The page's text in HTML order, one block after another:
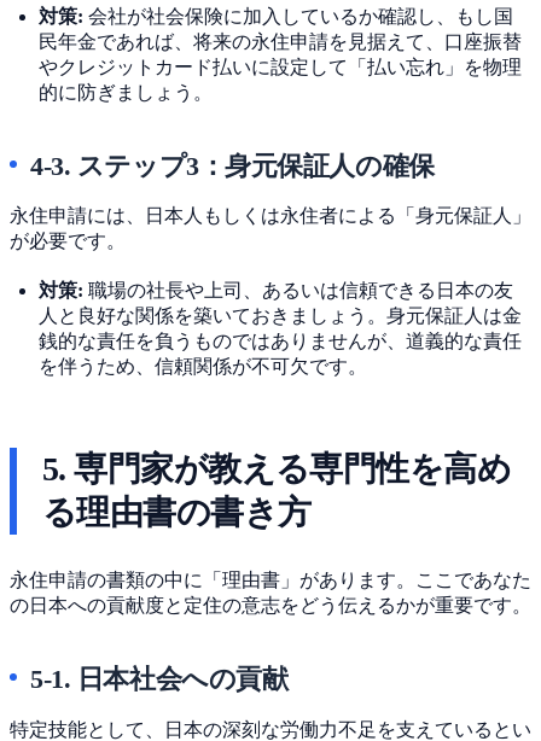
対策: 会社が社会保険に加入しているか確認し、もし国
民年金であれば、将来の永住申請を見据えて、口座振替
やクレジットカード払いに設定して「払い忘れ」を物理
的に防ぎましょう。
4-3. ステップ3：身元保証人の確保
永住申請には、日本人もしくは永住者による「身元保証人」
が必要です。
対策: 職場の社長や上司、あるいは信頼できる日本の友
人と良好な関係を築いておきましょう。身元保証人は金
銭的な責任を負うものではありませんが、道義的な責任
を伴うため、信頼関係が不可欠です。
5. 専門家が教える専門性を高め
る理由書の書き方
永住申請の書類の中に「理由書」があります。ここであなた
の日本への貢献度と定住の意志をどう伝えるかが重要です。
5-1. 日本社会への貢献
特定技能として、日本の深刻な労働力不足を支えているとい